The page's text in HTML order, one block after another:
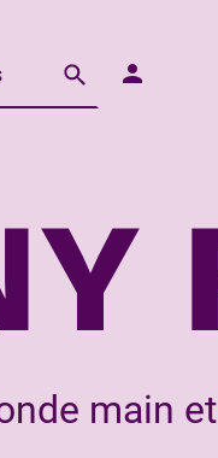
main